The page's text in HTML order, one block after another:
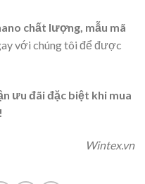
chất lượng, mẫu mã
với chúng tôi để được
ưu đãi đặc biệt khi mua
Wintex.vn